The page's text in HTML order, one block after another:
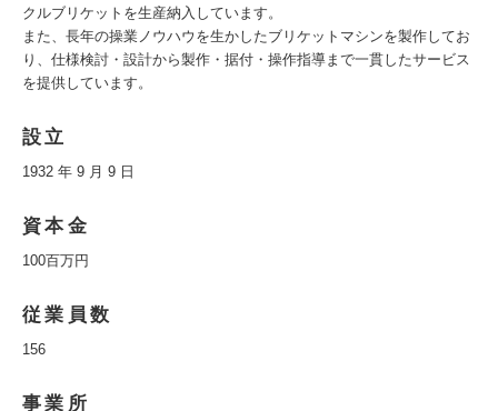
クルブリケットを生産納入しています。
また、長年の操業ノウハウを生かしたブリケットマシンを製作してお
り、仕様検討・設計から製作・据付・操作指導まで一貫したサービス
を提供しています。
設立
1932 年 9 月 9 日
資本金
100百万円
従業員数
156
事業所